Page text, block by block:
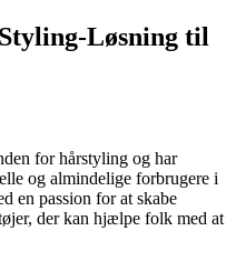
Løsning til
for hårstyling og har
og almindelige forbrugere i
en passion for at skabe
der kan hjælpe folk med at